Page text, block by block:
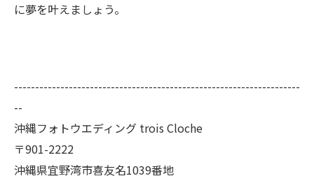
に夢を叶えましょう。
--------------------------------------------------------------------
--
沖縄フォトウエディング trois Cloche
〒901-2222
沖縄県宜野湾市喜友名1039番地